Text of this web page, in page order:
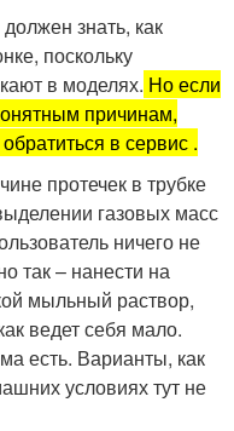
знать, как
поскольку
в моделях. Но если
причинам,
в сервис .
протечек в трубке
газовых масс
ничего не
так – нанести на
мыльный раствор,
ведет себя мало.
есть. Варианты, как
условиях тут не